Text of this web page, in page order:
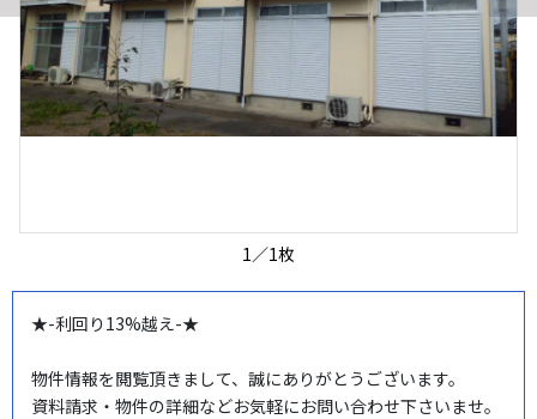
1／1枚
★-利回り13%越え-★
物件情報を閲覧頂きまして、誠にありがとうございます。
資料請求・物件の詳細などお気軽にお問い合わせ下さいませ。